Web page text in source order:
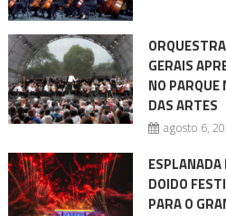
GERAIS
NO PARQUE
DAS ARTES
agosto 6,
ESPLANADA
DOIDO
PARA O